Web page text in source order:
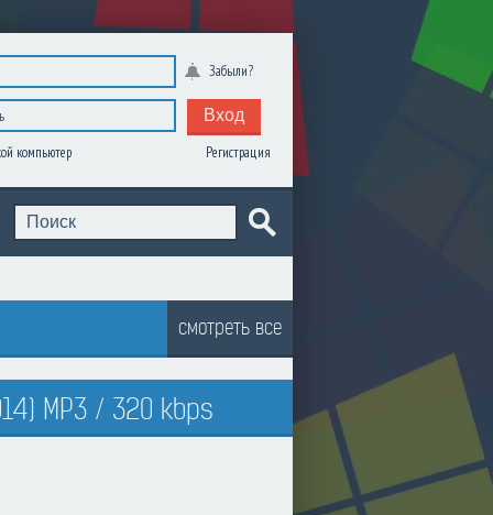
Забыли?
Вход
компьютер Регистрация
смотреть все
MP3 / 320 kbps